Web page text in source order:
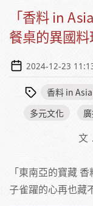
「香料 in
餐桌的異國
2024-12-23
香料 in Asia
多元文化
文
「東南亞的寶藏
子雀躍的心再也藏